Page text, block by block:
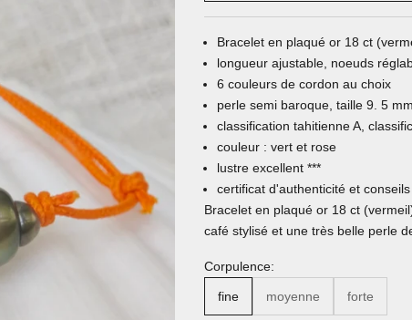
Bracelet en plaqué or 18 ct
longueur ajustable, noeuds
6 couleurs de cordon au choix
perle semi baroque, taille 9. 5
classification tahitienne A,
couleur : vert et rose
lustre excellent ***
certificat d'authenticité et
Bracelet en plaqué or 18 ct
café stylisé et une très belle perle
Corpulence:
fine moyenne forte